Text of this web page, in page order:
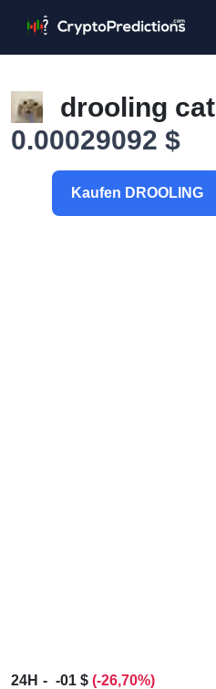
drooling cat
0.00029092 $
Kaufen DROOLING
24H -01 $ (-26,70%)